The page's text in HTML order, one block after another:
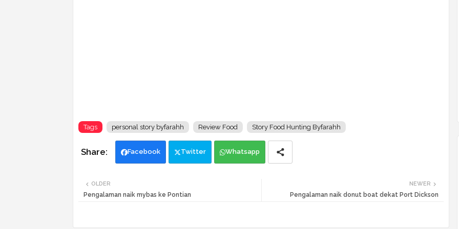
Tags personal story byfarahh Review Food Story Food Hunting Byfarahh
Facebook Twitter Whatsapp
NEWER
Pengalaman naik donut boat dekat Port Dickson
OLDER
Pengalaman naik mybas ke Pontian